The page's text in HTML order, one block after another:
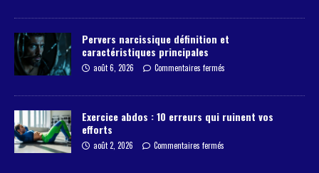
Pervers narcissique définition et
caractéristiques principales
août 6, 2026 Commentaires fermés
Exercice abdos : 10 erreurs qui ruinent vos
efforts
août 2, 2026 Commentaires fermés